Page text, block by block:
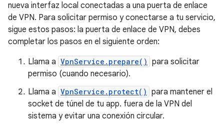
nueva interfaz local conectadas a una puerta de enlace
de VPN. Para solicitar permiso y conectarse a tu servicio,
sigue estos pasos: la puerta de enlace de VPN, debes
completar los pasos en el siguiente orden:
Llama a VpnService.prepare() para solicitar
permiso (cuando necesario).
Llama a VpnService.protect() para mantener el
socket de túnel de tu app. fuera de la VPN del
sistema y evitar una conexión circular.